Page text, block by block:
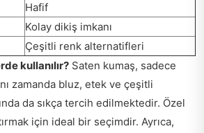
Hafif
Kolay dikiş imkanı
Çeşitli renk alternatifleri
kullanılır? Saten kumaş, sadece
zamanda bluz, etek ve çeşitli
da sıkça tercih edilmektedir. Özel
için ideal bir seçimdir. Ayrıca,